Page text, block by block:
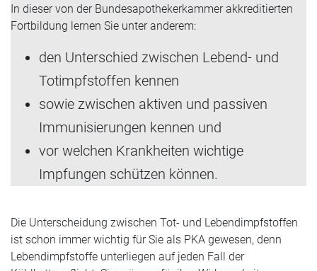
In dieser von der Bundesapothekerkammer akkreditierten
Fortbildung lernen Sie unter anderem:
den Unterschied zwischen Lebend- und
Totimpfstoffen kennen
sowie zwischen aktiven und passiven
Immunisierungen kennen und
vor welchen Krankheiten wichtige
Impfungen schützen können.
Die Unterscheidung zwischen Tot- und Lebendimpfstoffen
ist schon immer wichtig für Sie als PKA gewesen, denn
Lebendimpfstoffe unterliegen auf jeden Fall der